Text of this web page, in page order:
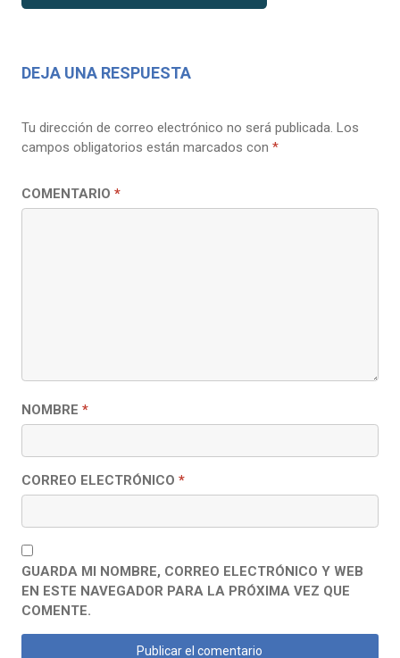
DEJA UNA RESPUESTA
Tu dirección de correo electrónico no será publicada. Los
campos obligatorios están marcados con *
COMENTARIO *
NOMBRE *
CORREO ELECTRÓNICO *
GUARDA MI NOMBRE, CORREO ELECTRÓNICO Y WEB
EN ESTE NAVEGADOR PARA LA PRÓXIMA VEZ QUE
COMENTE.